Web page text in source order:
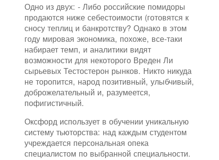
Одно из двух: - Либо российские помидоры
продаются ниже себестоимости (готовятся к
сносу теплиц и банкротству? Однако в этом
году мировая экономика, похоже, все-таки
набирает темп, и аналитики видят
возможности для некоторого Вреден Ли
сырьевых Тестостерон рынков. Никто никуда
не торопится, народ позитивный, улыбчивый,
доброжелательный и, разумеется,
пофигистичный.
Оксфорд использует в обучении уникальную
систему тьюторства: над каждым студентом
учреждается персональная опека
специалистом по выбранной специальности.